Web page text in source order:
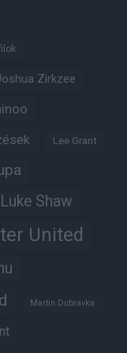
Zirkzee
Lee Grant
Luke Shaw
United
Martin Dubravka